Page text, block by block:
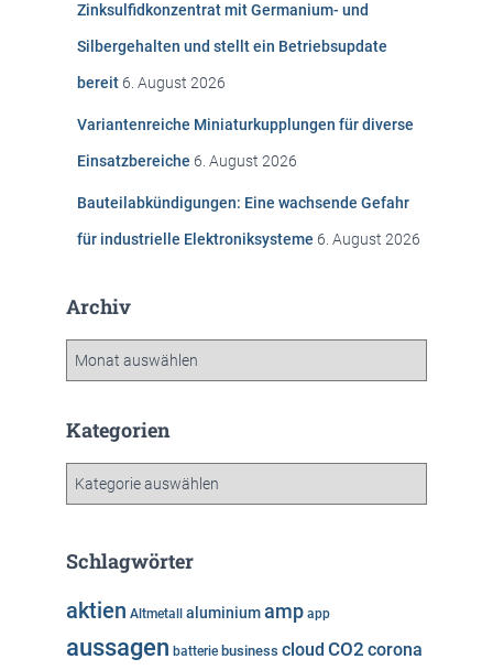
Zinksulfidkonzentrat mit Germanium- und
Silbergehalten und stellt ein Betriebsupdate
bereit 6. August 2026
Variantenreiche Miniaturkupplungen für diverse
Einsatzbereiche 6. August 2026
Bauteilabkündigungen: Eine wachsende Gefahr
für industrielle Elektroniksysteme 6. August 2026
Archiv
h
Kategorien
g
r
i
Schlagwörter
aktien Altmetall aluminiumamp app
aussagen batterie business cloud CO2 corona